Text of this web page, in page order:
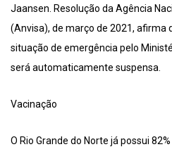
Jaansen. Resolução da Agência
(Anvisa), de março de 2021, afirma
situação de emergência pelo
será automaticamente suspensa.
Vacinação
O Rio Grande do Norte já possui